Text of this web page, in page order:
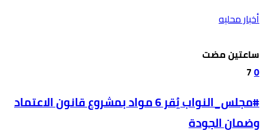
أخبار محليه
‫‫‫‏‫ساعتين مضت‬
0
7
#مجلس_النواب يُقر 6 مواد بمشروع قانون الاعتماد
وضمان الجودة